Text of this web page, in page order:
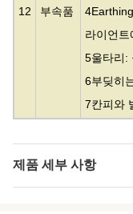
12 부속품
라이언
5울타리:
6부딪히
7칸피와
제품 세부 사항